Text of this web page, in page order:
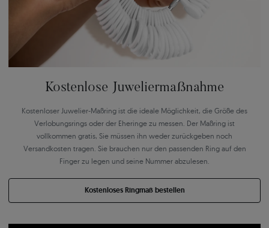
Kostenlose Juweliermaßnahme
Kostenloser Juwelier-Maßring ist die ideale Möglichkeit, die Größe des
Verlobungsrings oder der Eheringe zu messen. Der Maßring ist
vollkommen gratis, Sie müssen ihn weder zurückgeben noch
Versandkosten tragen. Sie brauchen nur den passenden Ring auf den
Finger zu legen und seine Nummer abzulesen.
Kostenloses Ringmaß bestellen